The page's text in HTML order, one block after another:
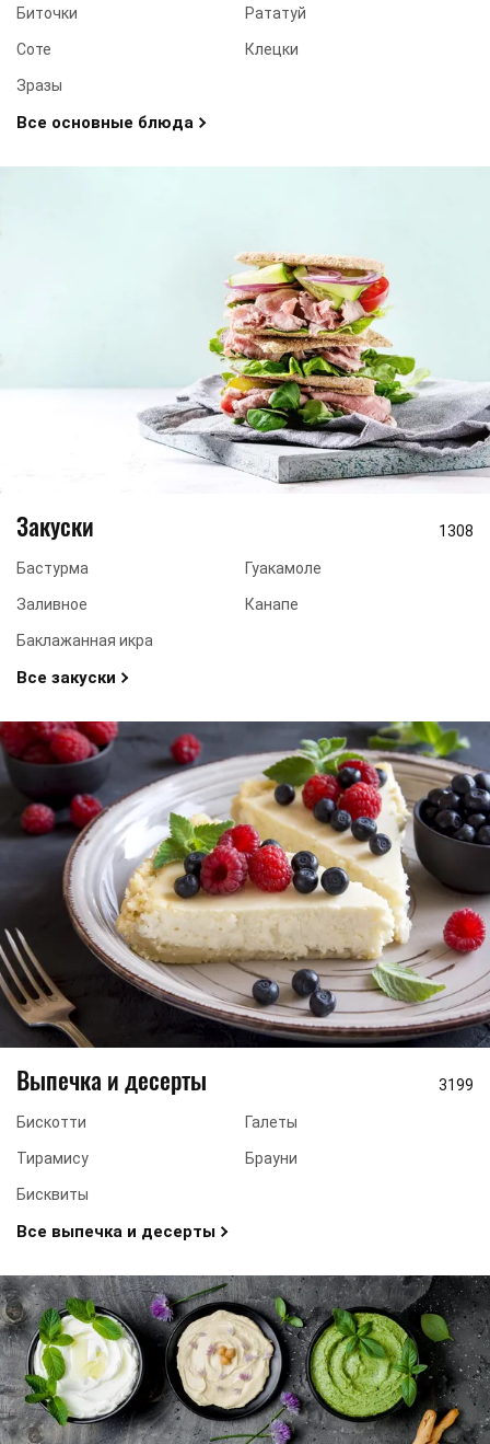
Биточки Рататуй
Соте Клецки
Зразы
Все основные блюда
Закуски 1308
Бастурма Гуакамоле
Заливное Канапе
Баклажанная икра
Все закуски
Выпечка и десерты 3199
Бискотти Галеты
Тирамису Брауни
Бисквиты
Все выпечка и десерты